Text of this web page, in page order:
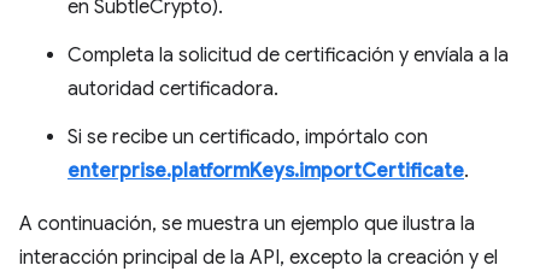
en SubtleCrypto).
Completa la solicitud de certificación y envíala a la
autoridad certificadora.
Si se recibe un certificado, impórtalo con
enterprise.platformKeys.importCertificate.
A continuación, se muestra un ejemplo que ilustra la
interacción principal de la API, excepto la creación y el